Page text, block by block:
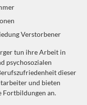
Verstorbener
tun ihre Arbeit in
psychosozialen
dieser
und bieten
Fortbildungen an.